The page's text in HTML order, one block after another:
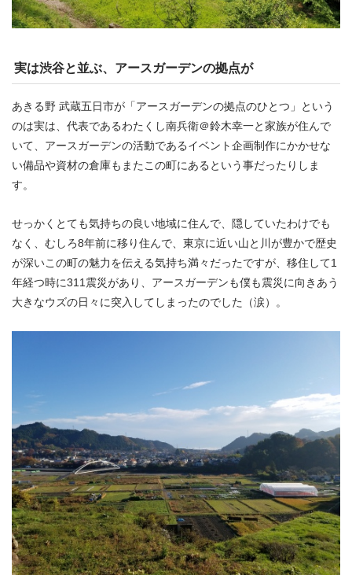
実は渋谷と並ぶ、アースガーデンの拠点が
あきる野 武蔵五日市が「アースガーデンの拠点のひとつ」という
のは実は、代表であるわたくし南兵衛＠鈴木幸一と家族が住んで
いて、アースガーデンの活動であるイベント企画制作にかかせな
い備品や資材の倉庫もまたこの町にあるという事だったりしま
す。
せっかくとても気持ちの良い地域に住んで、隠していたわけでも
なく、むしろ8年前に移り住んで、東京に近い山と川が豊かで歴史
が深いこの町の魅力を伝える気持ち満々だったですが、移住して1
年経つ時に311震災があり、アースガーデンも僕も震災に向きあう
大きなウズの日々に突入してしまったのでした（涙）。